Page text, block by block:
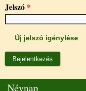
Jelszó *
Új jelszó igénylése
Névnap